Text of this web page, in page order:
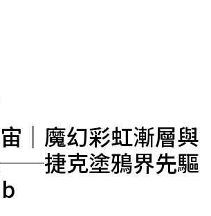
｜魔幻彩虹漸層與
捷克塗鴉界先驅